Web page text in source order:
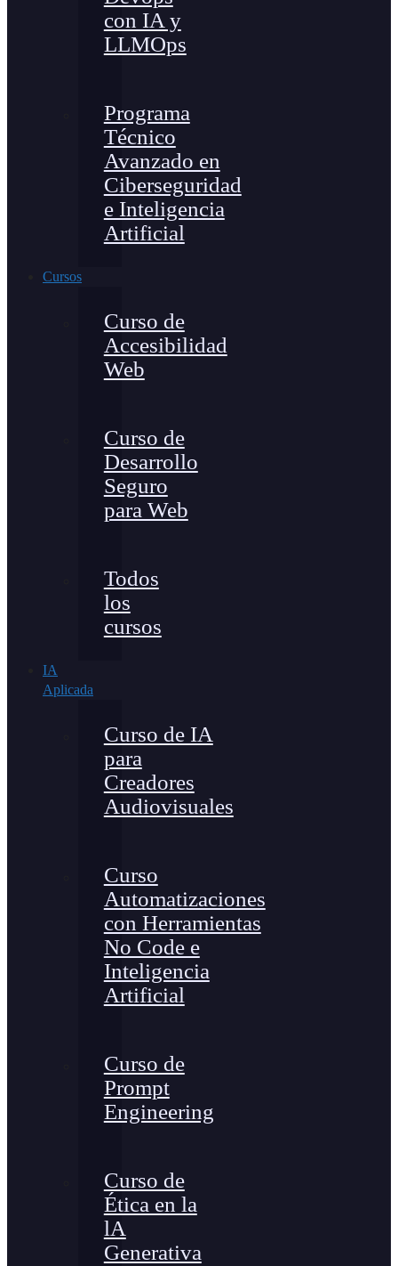
con IA y
LLMOps
Programa
Técnico
Avanzado en
Ciberseguridad
e Inteligencia
Artificial
Cursos
Curso de
Accesibilidad
Web
Curso de
Desarrollo
Seguro
para Web
Todos
los
cursos
IA
Aplicada
Curso de IA
para
Creadores
Audiovisuales
Curso
Automatizaciones
con Herramientas
No Code e
Inteligencia
Artificial
Curso de
Prompt
Engineering
Curso de
Ética en la
lA
Generativa